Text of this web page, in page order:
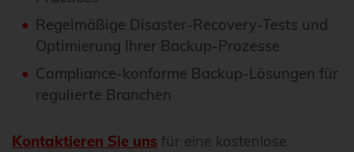
Regelmäßige Disaster-Recovery-Tests und
Optimierung Ihrer Backup-Prozesse
Compliance-konforme Backup-Lösungen für
regulierte Branchen
Kontaktieren Sie uns für eine kostenlose